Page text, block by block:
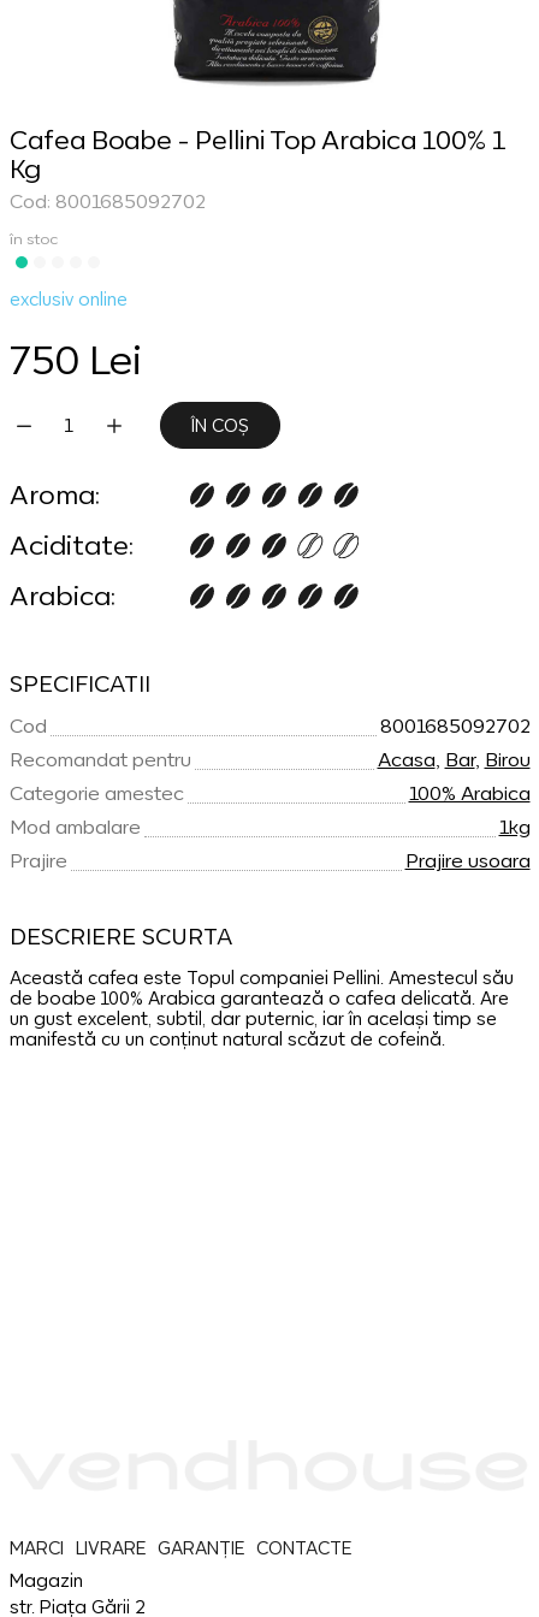
Cafea Boabe - Pellini Top Arabica 100% 1
Kg
Cod: 8001685092702
în stoc
exclusiv online
750 Lei
ÎN COȘ
Aroma:
Aciditate:
Arabica:
SPECIFICATII
Cod
8001685092702
Recomandat pentru
Acasa Bar, Birou
Categorie amestec
100% Arabica
Mod ambalare
1kg
Prajire
Prajire usoara
DESCRIERE SCURTA
Această cafea este Topul companiei Pellini. Amestecul său
de boabe 100% Arabica garantează o cafea delicată. Are
un gust excelent, subtil, dar puternic, iar în același timp se
manifestă cu un conținut natural scăzut de cofeină.
MARCI LIVRARE GARANȚIE
CONTACTE
Magazin
str. Piața Gării 2